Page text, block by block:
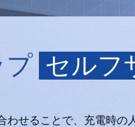
プ セルフ
わせることで、充電時の